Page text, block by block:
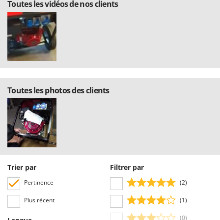
Toutes les vidéos de nos clients
Toutes les photos des clients
Trier par
Pertinence
Plus récent
Filtrer par
(2)
(1)
(0)